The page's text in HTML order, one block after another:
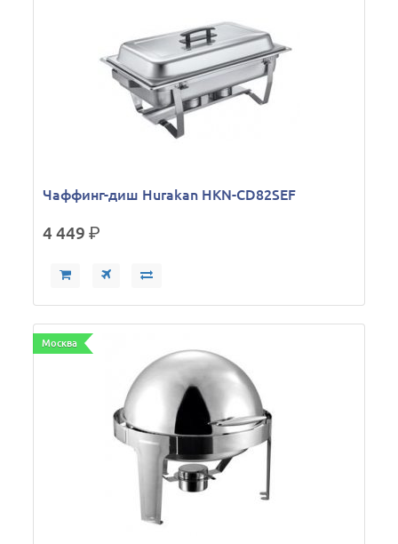
Чаффинг-диш Hurakan HKN-CD82SEF
4 449р.
Москва